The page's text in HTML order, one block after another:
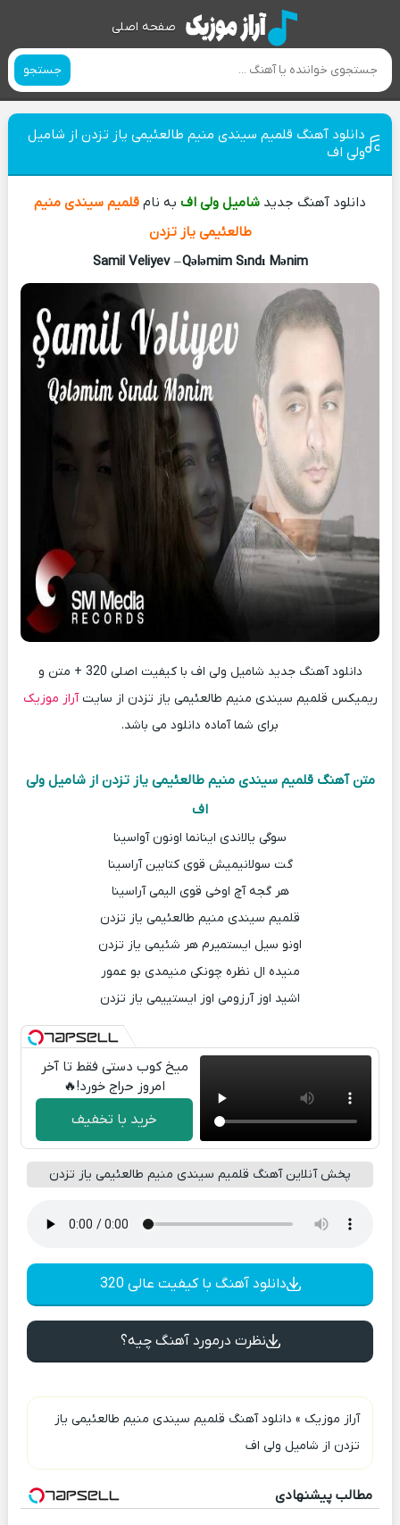
صفحه اصلی
جستجو
دانلود آهنگ قلمیم سیندی منیم طالعئیمی یاز تزدن از شامیل
ولی اف
دانلود آهنگ جدید شامیل ولی اف به نام قلمیم سیندی منیم
طالعئیمی یاز تزدن
Samil Veliyev –Qələmim Sındı Mənim
دانلود آهنگ جدید شامیل ولی اف با کیفیت اصلی 320 + متن و
ریمیکس قلمیم سیندی منیم طالعئیمی یاز تزدن از سایتآراز موزیک
برای شما آماده دانلود می باشد.
متن آهنگ قلمیم سیندی منیم طالعئیمی یاز تزدن از شامیل ولی
اف
سوگی یالاندی اینانما اونون آواسینا
گت سولانیمیش قوی کتابین آراسینا
هر گجه آچ اوخی قوی الیمی آراسینا
قلمیم سیندی منیم طالعئیمی یاز تزدن
اونو سیل ایستمیرم هر شئیمی یاز تزدن
منیده ال نظره چونکی منیمدی بو عمور
اشید اوز آرزومی اوز ایستییمی یاز تزدن
میخ کوب دستی فقط تا آخر
امروز حراج خورد!🔥
خرید با تخفیف
پخش آنلاین آهنگ قلمیم سیندی منیم طالعئیمی یاز تزدن
دانلود آهنگ با کیفیت عالی 320
نظرت درمورد آهنگ چیه؟
آراز موزیک » دانلود آهنگ قلمیم سیندی منیم طالعئیمی یاز
تزدن از شامیل ولی اف
مطالب پیشنهادی